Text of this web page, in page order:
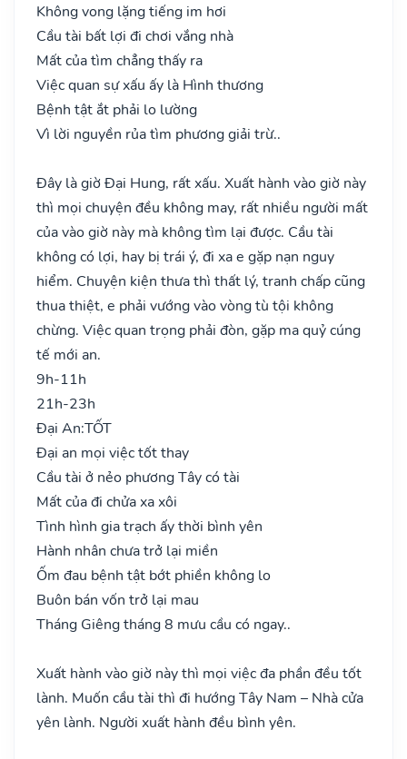
Không vong lặng tiếng im hơi
Cầu tài bất lợi đi chơi vắng nhà
Mất của tìm chẳng thấy ra
Việc quan sự xấu ấy là Hình thương
Bệnh tật ắt phải lo lường
Vì lời nguyền rủa tìm phương giải trừ..
Đây là giờ Đại Hung, rất xấu. Xuất hành vào giờ này
thì mọi chuyện đều không may, rất nhiều người mất
của vào giờ này mà không tìm lại được. Cầu tài
không có lợi, hay bị trái ý, đi xa e gặp nạn nguy
hiểm. Chuyện kiện thưa thì thất lý, tranh chấp cũng
thua thiệt, e phải vướng vào vòng tù tội không
chừng. Việc quan trọng phải đòn, gặp ma quỷ cúng
tế mới an.
9h-11h
21h-23h
Đại An:TỐT
Đại an mọi việc tốt thay
Cầu tài ở nẻo phương Tây có tài
Mất của đi chửa xa xôi
Tình hình gia trạch ấy thời bình yên
Hành nhân chưa trở lại miền
Ốm đau bệnh tật bớt phiền không lo
Buôn bán vốn trở lại mau
Tháng Giêng tháng 8 mưu cầu có ngay..
Xuất hành vào giờ này thì mọi việc đa phần đều tốt
lành. Muốn cầu tài thì đi hướng Tây Nam – Nhà cửa
yên lành. Người xuất hành đều bình yên.